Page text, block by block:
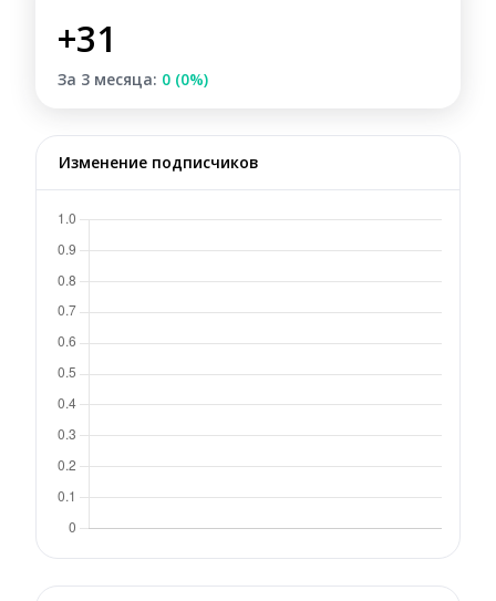
+31
За 3 месяца: 0 (0%)
Изменение подписчиков